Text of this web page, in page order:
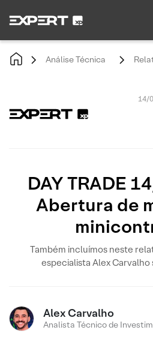
Análise Técnica
14/
DAY TRADE
Abertura de
Também incluímos neste
especialista Alex Carvalho
Alex Carvalho
Analista Técnico de